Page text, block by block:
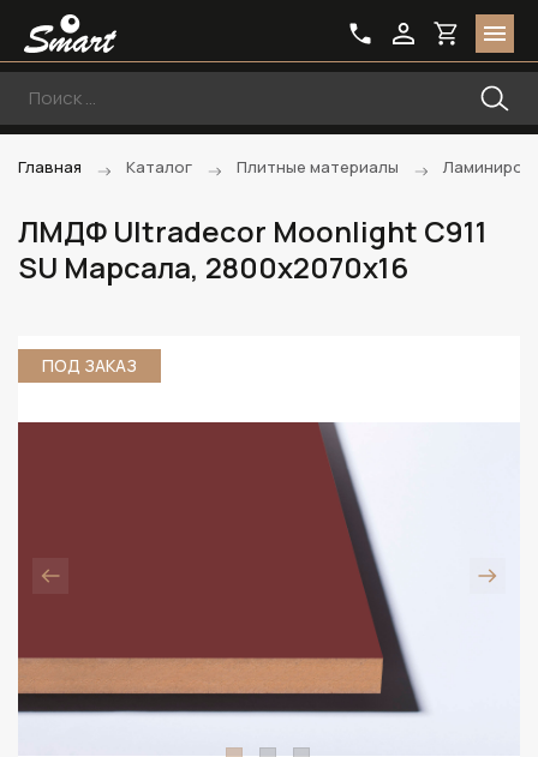
Главная Каталог Плитные материалы
ЛМДФ Ultradecor Moonlight C911
SU Марсала, 2800х2070х16
ПОД ЗАКАЗ